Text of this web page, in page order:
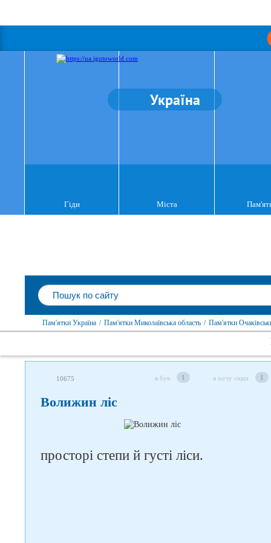
Україна
Гіди Міста
Пам'ятки Україна / Пам'ятки Миколаївська область / Пам'ятки
10675 я був 1 я хочу сюди 1
Волижин ліс
просторі степи й густі ліси.